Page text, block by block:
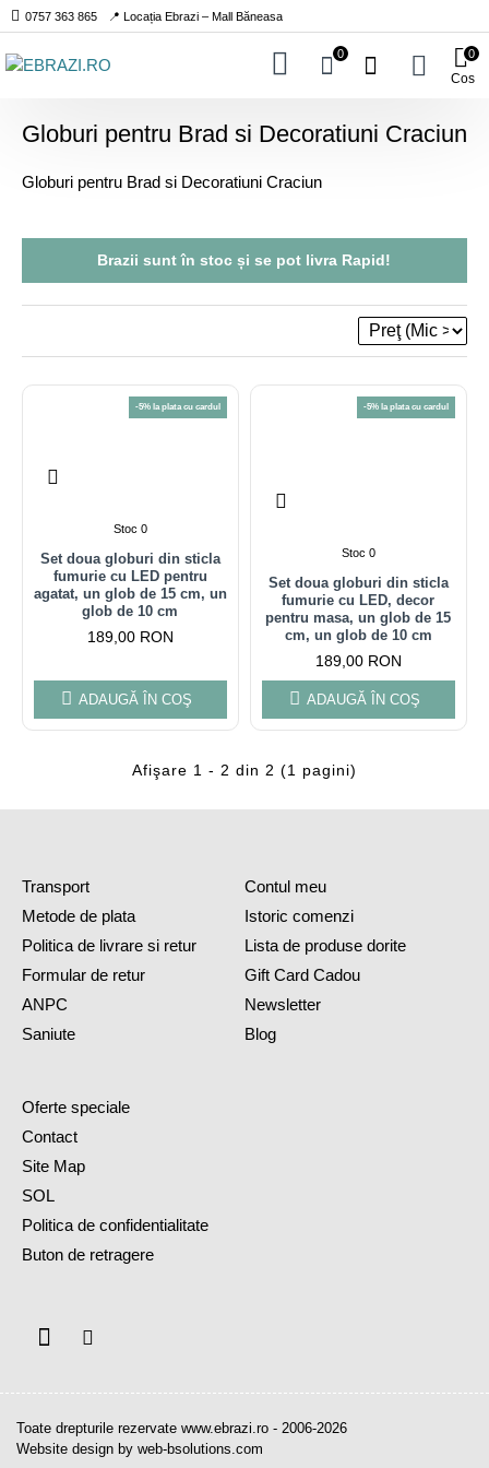
0757 363 865 📍 Locația Ebrazi – Mall Băneasa
0
Cos
0
Globuri pentru Brad si Decoratiuni Craciun
Globuri pentru Brad si Decoratiuni Craciun
Brazii suntîn stoc și se pot livra Rapid!
-5% la plata cu cardul
Stoc 0
Set doua globuri din sticla
fumurie cu LED pentru
agatat, un glob de 15 cm, un
glob de 10 cm
189,00 RON
ADAUGĂ ÎN COŞ
-5% la plata cu cardul
Stoc 0
Set doua globuri din sticla
fumurie cu LED, decor
pentru masa, un glob de 15
cm, un glob de 10 cm
189,00 RON
ADAUGĂ ÎN COŞ
Afişare 1 - 2 din 2 (1 pagini)
Transport
Metode de plata
Politica de livrare si retur
Formular de retur
ANPC
Saniute
Contul meu
Istoric comenzi
Lista de produse dorite
Gift Card Cadou
Newsletter
Blog
Oferte speciale
Contact
Site Map
SOL
Politica de confidentialitate
Buton de retragere
Toate drepturile rezervate www.ebrazi.ro - 2006-2026
Website design by web-bsolutions.com